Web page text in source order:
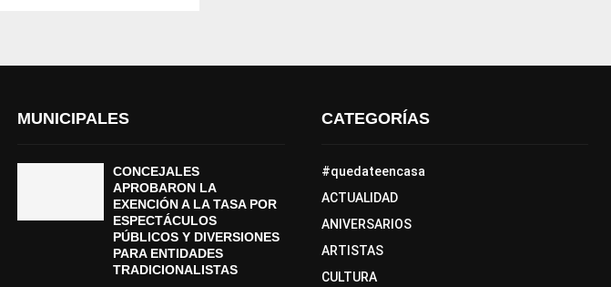
MUNICIPALES
CONCEJALES
APROBARON LA
EXENCIÓN A LA TASA POR
ESPECTÁCULOS
PÚBLICOS Y DIVERSIONES
PARA ENTIDADES
TRADICIONALISTAS
CATEGORÍAS
#quedateencasa
ACTUALIDAD
ANIVERSARIOS
ARTISTAS
CULTURA